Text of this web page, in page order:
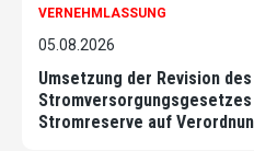
VERNEHMLASSUNG
05.08.2026
Umsetzung der Revision des
Stromversorgungsgesetzes
Stromreserve auf